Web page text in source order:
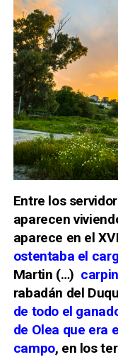
Entre los
aparecen
aparece en el
ostentaba el
Martin (…)
rabadán del
de todo el
de Olea que era
campo, en los